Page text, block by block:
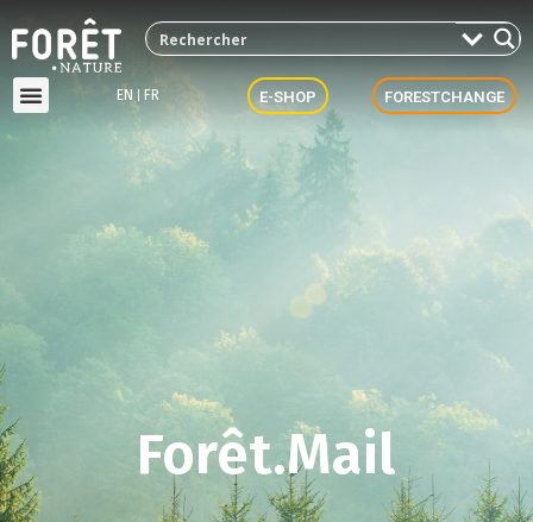
EN FR E-SHOP FORESTCHANGE
Forêt.Mail